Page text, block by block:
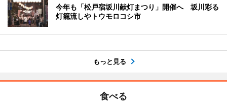
今年も「松戸宿坂川献灯まつり」開催へ 坂川彩る
灯籠流しやトウモロコシ市
もっと見る
食べる